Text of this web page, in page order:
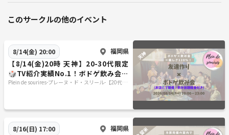
このサークルの他のイベント
8/14(金) 20:00 福岡県
【8/14(金)20時 天神】20-30代限定
🎲TV紹介実績No.1！ボドゲ飲み会で
友達作り／初心者歓迎☆満席続出！
Plein de sourires-プレーヌ・ド・スリール-【20代/3
8/16(日) 17:00 福岡県